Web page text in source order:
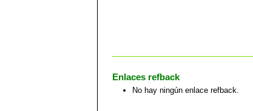
Enlaces refback
No hay ningún enlace refback.